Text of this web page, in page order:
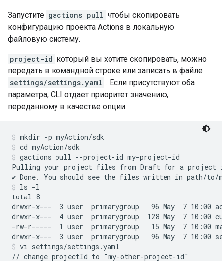
Запустите gactions pull чтобы скопировать
конфигурацию проекта Actions в локальную
файловую систему.
project-id который вы хотите скопировать, можно
передать в командной строке или записать в файле
settings/settings.yaml . Если присутствуют оба
параметра, CLI отдает приоритет значению,
переданному в качестве опции.
mkdir -p myAction/sdk
cd myAction/sdk
gactions pull --project-id my-project-id
Pulling your project files from Draft for a project
ls -l
total 8
drwxr-x---  3 user  primarygroup   96 May  7 10:00
drwxr-x---  4 user  primarygroup  128 May  7 10:00
-rw-r-----  1 user  primarygroup   15 May  7 10:00
vi settings/settings.yaml